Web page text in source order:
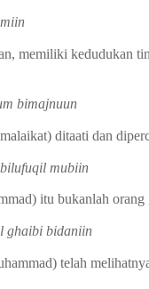
memiliki kedudukan
bimajnuun
ditaati dan
mubiin
itu bukanlah orang
ghaibi bidaniin
telah